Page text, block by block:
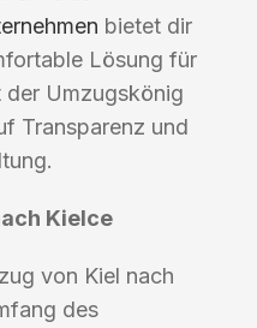
bietet dir
Lösung für
der Umzugskönig
Transparenz und
Kielce
von Kiel nach
des